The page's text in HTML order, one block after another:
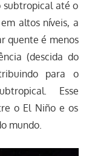
subtropical até o
altos níveis, a
quente é menos
(descida do
para o
Esse
o El Niño e os
mundo.